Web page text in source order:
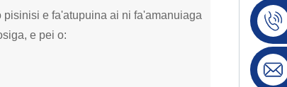
e fa'atupuina ai ni fa'amanuiaga
e pei o: